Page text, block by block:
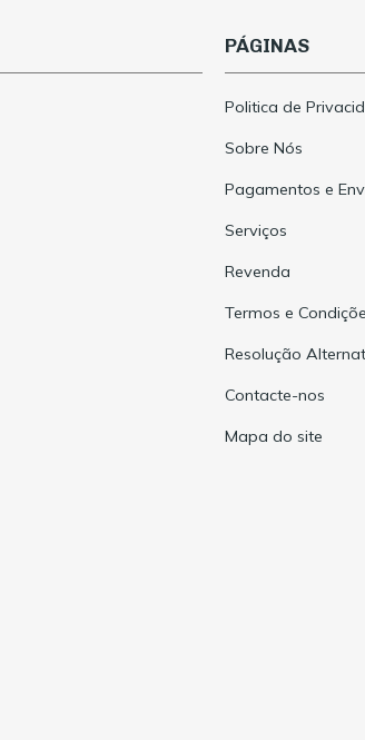
PÁGINAS
Politica de
Sobre Nós
Pagamentos e
Serviços
Revenda
Termos e
Resolução
Contacte-nos
Mapa do site